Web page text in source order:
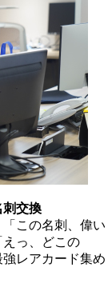
交換
この名刺、偉い
っ、どこの
レアカード集め